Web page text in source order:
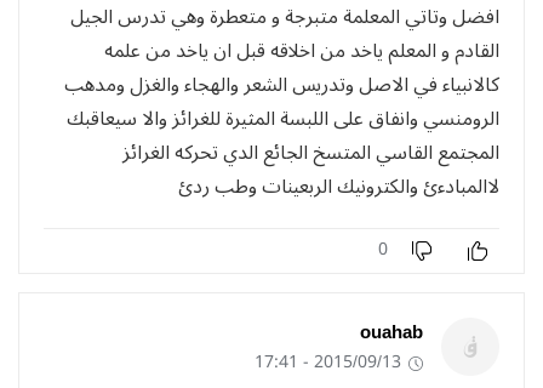
افضل وتاتي المعلمة متبرجة و متعطرة وهي تدرس الجيل
القادم و المعلم ياخد من اخلاقه قبل ان ياخد من علمه
كالانبياء في الاصل وتدريس الشعر والهجاء والغزل ومدهب
الرومنسي وانفاق على اللبسة المثيرة للغرائز والا سيعاقبك
المجتمع القاسي المتسخ الجائع الدي تحركه الغرائز
لاالمبادءئ والكترونيك الربعينات وطب ردئ
0
ouahab
2015/09/13 - 17:41